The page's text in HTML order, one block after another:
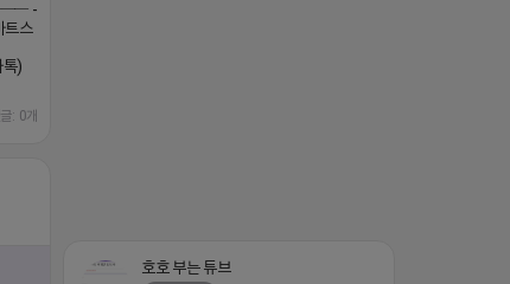
-
트스
)
: 0개
호호 부는 튜브